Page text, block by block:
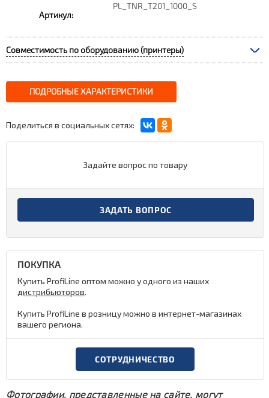
Артикул:
PL_TNR_T201_1000_S
Совместимость по оборудованию (принтеры)
ПОДРОБНЫЕ ХАРАКТЕРИСТИКИ
Поделиться в социальных сетях:
Задайте вопрос по товару
ЗАДАТЬ ВОПРОС
ПОКУПКА
Купить ProfiLine оптом можно у одного из наших
дистрибьюторов.
Купить ProfiLine в розницу можно в интернет-магазинах
вашего региона.
СОТРУДНИЧЕСТВО
Фотографии, представленные на сайте, могут